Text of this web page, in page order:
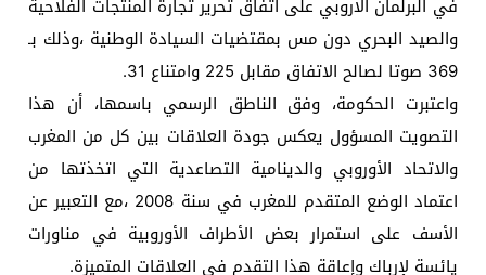
والصيد البحري دون مس بمقتضيات السيادة الوطنية ،وذلك بـ
369 صوتا لصالح الاتفاق مقابل 225 وامتناع 31.
واعتبرت الحكومة، وفق الناطق الرسمي باسمها، أن هذا
التصويت المسؤول يعكس جودة العلاقات بين كل من المغرب
والاتحاد الأوروبي والدينامية التصاعدية التي اتخذتها من
اعتماد الوضع المتقدم للمغرب في سنة 2008 ،مع التعبير عن
الأسف على استمرار بعض الأطراف الأوروبية في مناورات
يائسة لإرباك وإعاقة هذا التقدم في العلاقات المتميزة.